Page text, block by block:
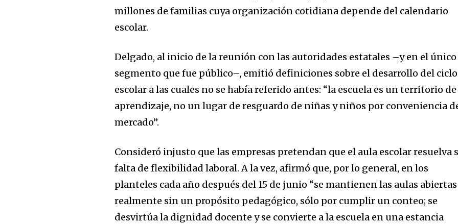
millones de familias cuya organización cotidiana depende del calendario
escolar.
Delgado, al inicio de la reunión con las autoridades estatales –y en el único
segmento que fue público–, emitió definiciones sobre el desarrollo del ciclo
escolar a las cuales no se había referido antes: “la escuela es un territorio de
aprendizaje, no un lugar de resguardo de niñas y niños por conveniencia
mercado”.
Consideró injusto que las empresas pretendan que el aula escolar resuelva
falta de flexibilidad laboral. A la vez, afirmó que, por lo general, en los
planteles cada año después del 15 de junio “se mantienen las aulas abiertas
realmente sin un propósito pedagógico, sólo por cumplir un conteo; se
desvirtúa la dignidad docente y se convierte a la escuela en una estancia